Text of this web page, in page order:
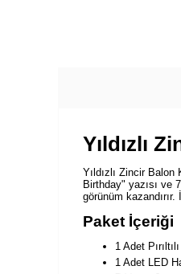
Yıldızlı
Yıldızlı Zincir
Birthday" yazısı ve
görünüm
Paket İçeriği
1 Adet
1 Adet LED